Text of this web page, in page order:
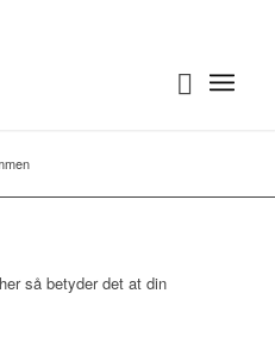
så betyder det at din